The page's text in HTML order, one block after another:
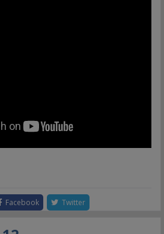
Facebook Twitter